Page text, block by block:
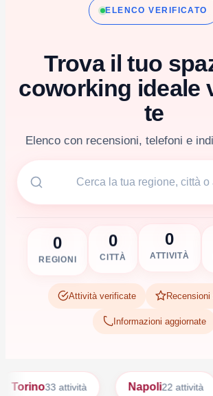
ELENCO VERIFICATO
Trova il tuo
coworking ideale
te
Elenco con recensioni, telefoni e
0
REGIONI
0
CITTÀ
0
ATTIVITÀ
Attività verificate Recensioni
Informazioni aggiornate
33 attività 22 attività